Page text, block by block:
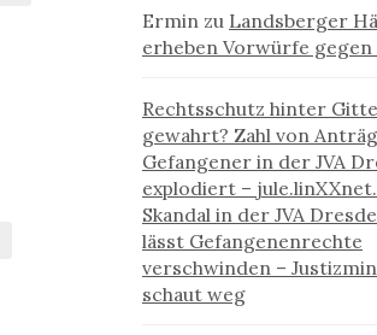
Ermin zu Landsberger
erheben Vorwürfe
Rechtsschutz hinter
gewahrt? Zahl von
Gefangener in der JVA
explodiert –
Skandal in der JVA
lässt Gefangenenrechte
verschwinden –
schaut weg